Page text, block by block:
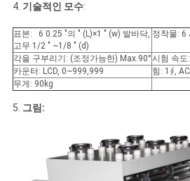
요
구
하
세
4. 기술적인 모수:
표본: 6 0.25 ″의 ″ (L)×1 ″ (w) 발바닥,
고무 1/2 ″ ~1/8 ″ (d)
정착물: 6
각을 구부리기: (조정가능한) Max.90°시험 속
카운터: LCD, 0~999,999
힘: 1∮,
무게: 90kg
5. 그림: